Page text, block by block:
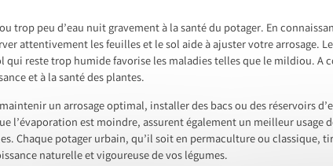
trop peu d’eau nuit gravement à la santé du potager. En
attentivement les feuilles et le sol aide à ajuster votre arrosage.
qui reste trop humide favorise les maladies telles que le mildiou. A
et à la santé des plantes.
un arrosage optimal, installer des bacs ou des réservoirs
l’évaporation est moindre, assurent également un meilleur usage
Chaque potager urbain, qu’il soit en permaculture ou classique,
naturelle et vigoureuse de vos légumes.